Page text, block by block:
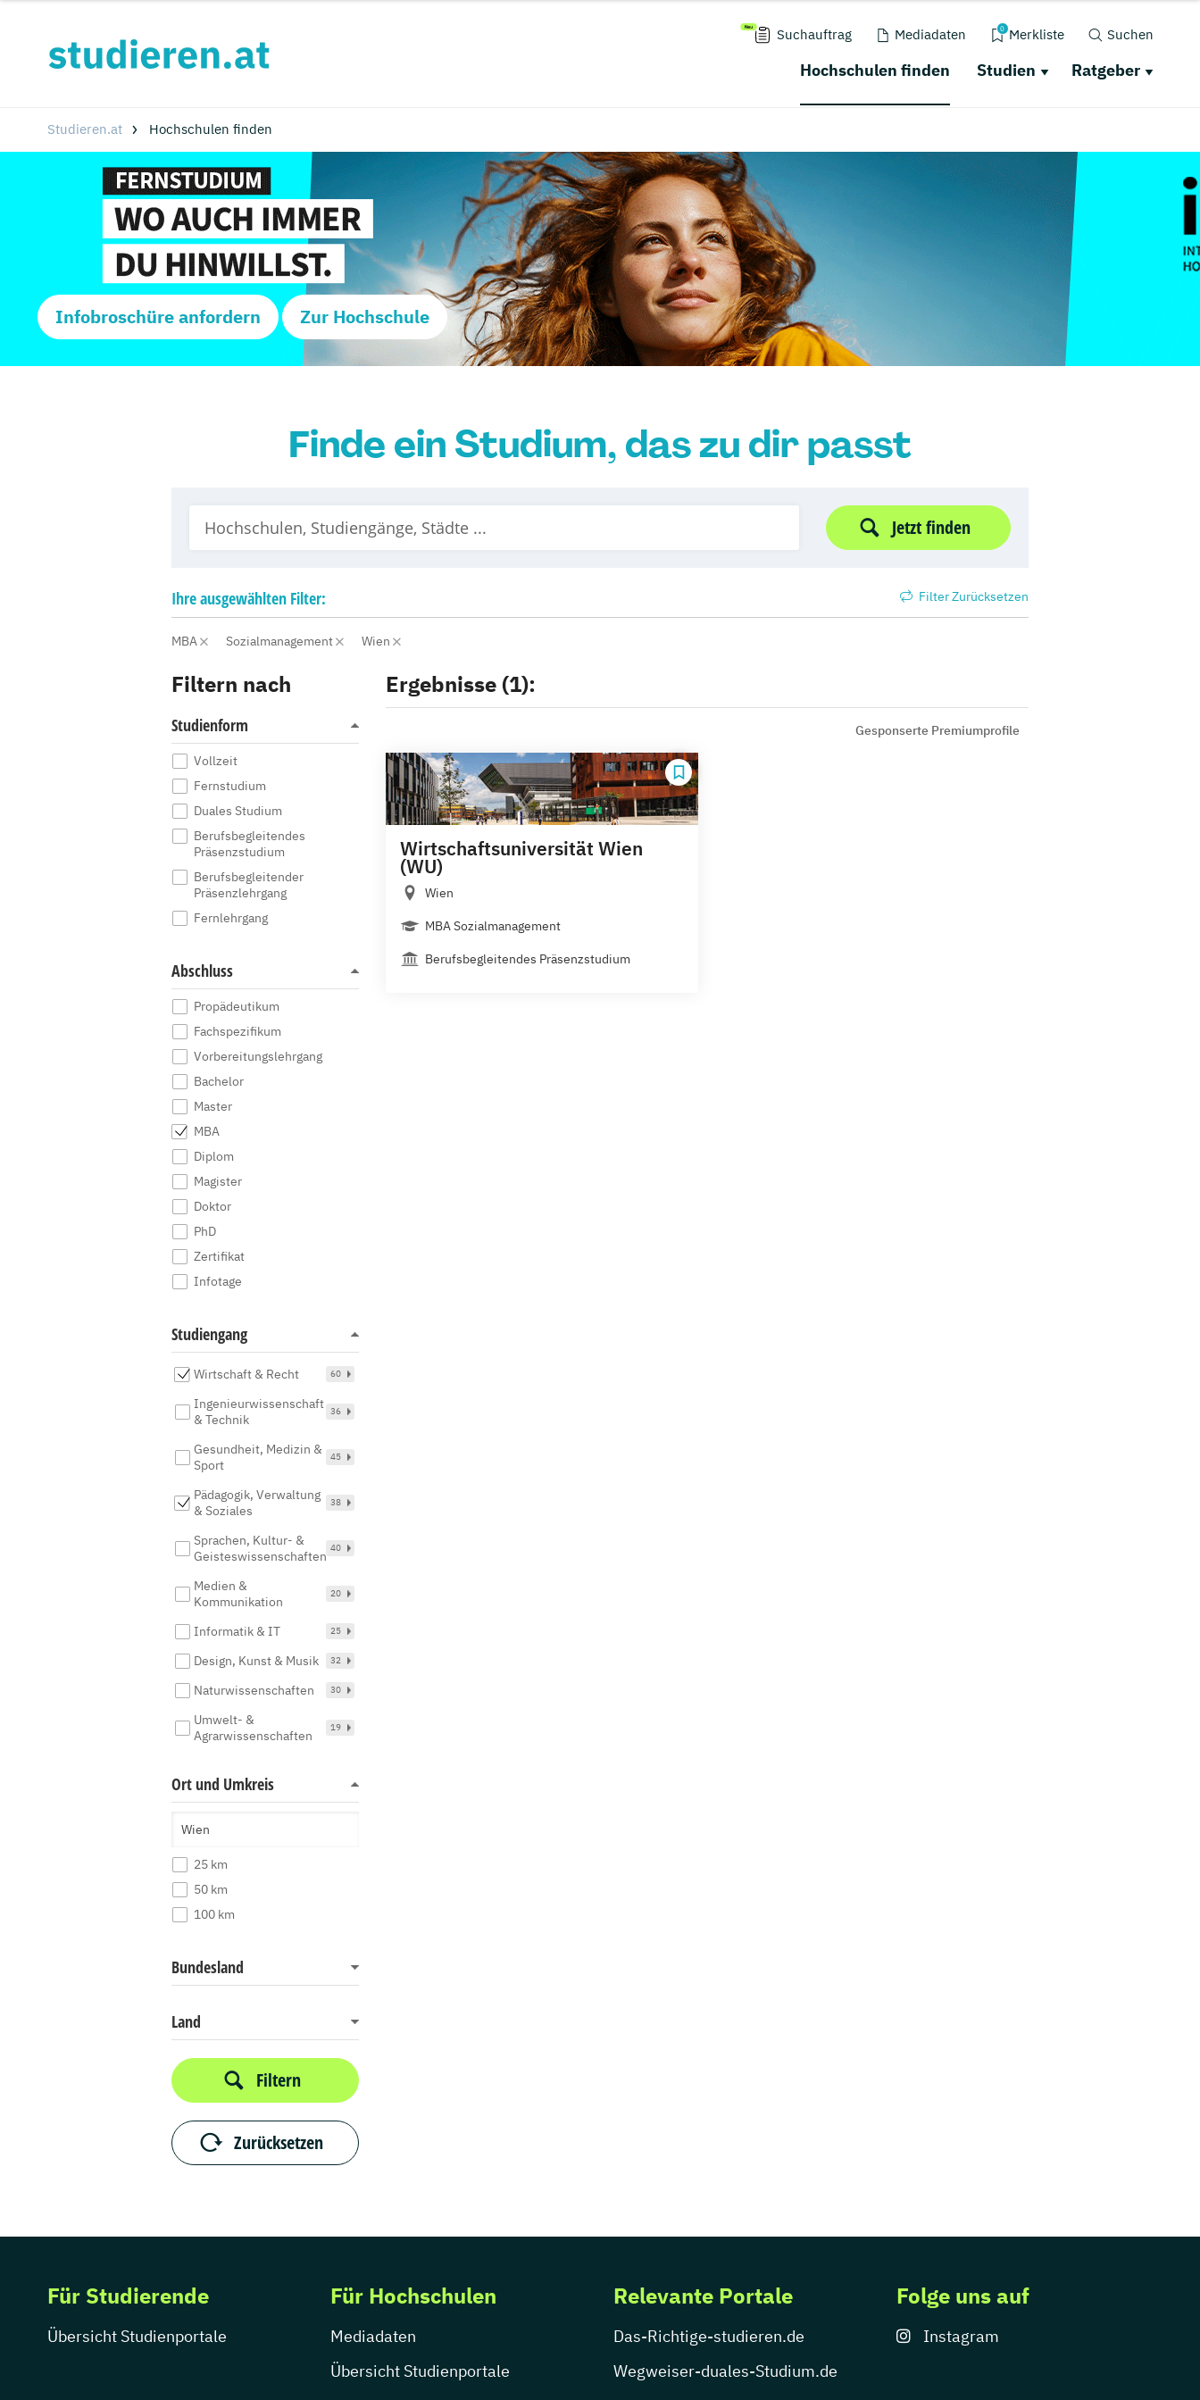
Suchauftrag Mediadaten 0 Merkliste Suchen
Hochschulen finden Studien Ratgeber
Studieren.at Hochschulen finden
Infobroschüre anfordern Zur Hochschule
Finde ein Studium, das zu dir passt
Jetzt finden
Ihreausgewählten Filter: Filter Zurücksetzen
MBA Sozialmanagement Wien
Filtern nach
Studienform
Vollzeit
Fernstudium
Duales Studium
Berufsbegleitendes
Präsenzstudium
Berufsbegleitender
Präsenzlehrgang
Fernlehrgang
Abschluss
Propädeutikum
Fachspezifikum
Vorbereitungslehrgang
Bachelor
Master
MBA
Diplom
Magister
Doktor
PhD
Zertifikat
Infotage
Studiengang
Wirtschaft & Recht 60
Ingenieurwissenschaft
& Technik
36
Gesundheit, Medizin &
Sport
45
Pädagogik, Verwaltung
& Soziales
38
Sprachen, Kultur- &
Geisteswissenschaften
40
Medien &
Kommunikation
20
Informatik & IT 25
Design, Kunst & Musik 32
Naturwissenschaften 30
Umwelt- &
Agrarwissenschaften
19
Ort und Umkreis
25 km
50 km
100 km
Bundesland
Land
Filtern
Zurücksetzen
Ergebnisse (1):
Gesponserte Premiumprofile
Wirtschaftsuniversität Wien
(WU)
Wien
MBA Sozialmanagement
Berufsbegleitendes Präsenzstudium
Für Studierende
Übersicht Studienportale
Für Hochschulen
Mediadaten
Übersicht Studienportale
Relevante Portale
Das-Richtige-studieren.de
Wegweiser-duales-Studium.de
Folge uns auf
Instagram